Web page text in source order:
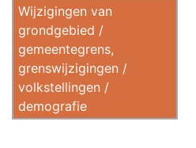
Wijzigingen van
grondgebied /
gemeentegrens,
grenswijzigingen /
volkstellingen /
demografie